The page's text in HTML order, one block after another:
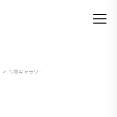
写真ギャラリー